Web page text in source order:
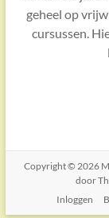
geheel op
cursussen.
Copyright © 2026
door
Inloggen